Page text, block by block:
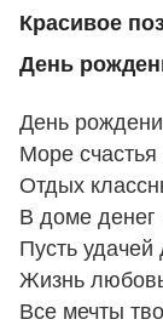
Красивое
День
День
Море счастья
Отдых
В доме денег
Пусть удачей
Жизнь
Все мечты